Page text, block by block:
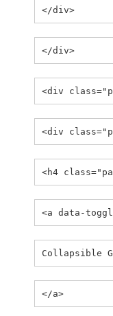
</div>
</div>
<div
<div
<h4
<a data-
Collapsible
</a>